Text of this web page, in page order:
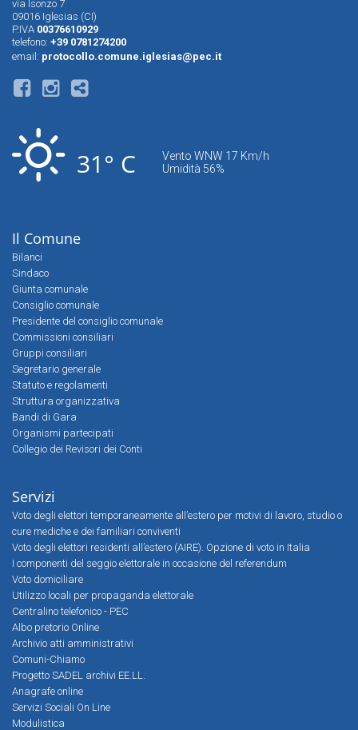
via Isonzo 7
09016 Iglesias (CI)
P.IVA 00376610929
telefono: +39 0781274200
email: protocollo.comune.iglesias@pec.it
31° C
Vento WNW 17 Km/h
Umidità 56%
Il Comune
Bilanci
Sindaco
Giunta comunale
Consiglio comunale
Presidente del consiglio comunale
Commissioni consiliari
Gruppi consiliari
Segretario generale
Statuto e regolamenti
Struttura organizzativa
Bandi di Gara
Organismi partecipati
Collegio dei Revisori dei Conti
Servizi
Voto degli elettori temporaneamente all’estero per motivi di lavoro, studio o
cure mediche e dei familiari conviventi
Voto degli elettori residenti all’estero (AIRE). Opzione di voto in Italia
I componenti del seggio elettorale in occasione del referendum
Voto domiciliare
Utilizzo locali per propaganda elettorale
Centralino telefonico - PEC
Albo pretorio Online
Archivio atti amministrativi
Comuni-Chiamo
Progetto SADEL archivi EE.LL.
Anagrafe online
Servizi Sociali On Line
Modulistica